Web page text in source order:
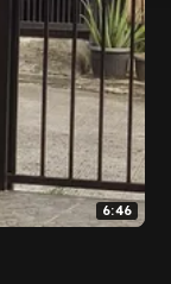
6:46